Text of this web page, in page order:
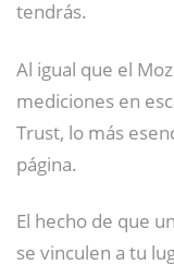
tendrás.
Al igual que el
mediciones en
Trust, lo más
página.
El hecho de que
se vinculen a tu